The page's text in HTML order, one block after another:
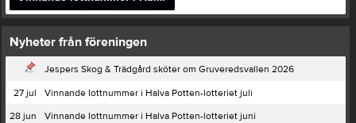
Nyheter från föreningen
Jespers Skog & Trädgård sköter om Gruveredsvallen 2026
27 jul
Vinnande lottnummer i Halva Potten-lotteriet juli
28 jun
Vinnande lottnummer i Halva Potten-lotteriet juni